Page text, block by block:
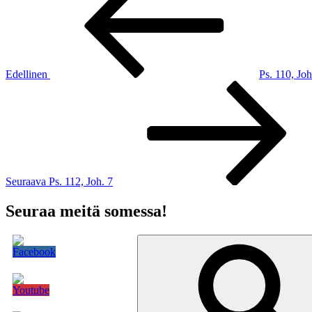
Edellinen
Ps. 110,
Seuraava Ps. 112, Joh. 7
Seuraa meitä somessa!
Etsi: